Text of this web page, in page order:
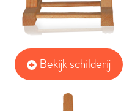
Bekijk schilderij